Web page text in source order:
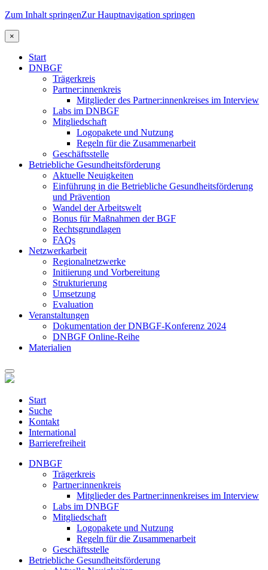
Zum Inhalt springenZur Hauptnavigation springen
×
Start
DNBGF
Trägerkreis
Partner:innenkreis
Mitglieder des Partner:innenkreises im Interview
Labs im DNBGF
Mitgliedschaft
Logopakete und Nutzung
Regeln für die Zusammenarbeit
Geschäftsstelle
Betriebliche Gesundheitsförderung
Aktuelle Neuigkeiten
Einführung in die Betriebliche Gesundheitsförderung
und Prävention
Wandel der Arbeitswelt
Bonus für Maßnahmen der BGF
Rechtsgrundlagen
FAQs
Netzwerkarbeit
Regionalnetzwerke
Initiierung und Vorbereitung
Strukturierung
Umsetzung
Evaluation
Veranstaltungen
Dokumentation der DNBGF-Konferenz 2024
DNBGF Online-Reihe
Materialien
Start
Suche
Kontakt
International
Barrierefreiheit
DNBGF
Trägerkreis
Partner:innenkreis
Mitglieder des Partner:innenkreises im Interview
Labs im DNBGF
Mitgliedschaft
Logopakete und Nutzung
Regeln für die Zusammenarbeit
Geschäftsstelle
Betriebliche Gesundheitsförderung